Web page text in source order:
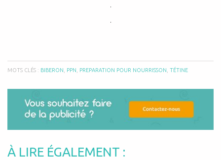
.
.
MOTS CLÉS : BIBERON PPN PREPARATION POUR NOURRISSON TÉTINE
À LIRE ÉGALEMENT :